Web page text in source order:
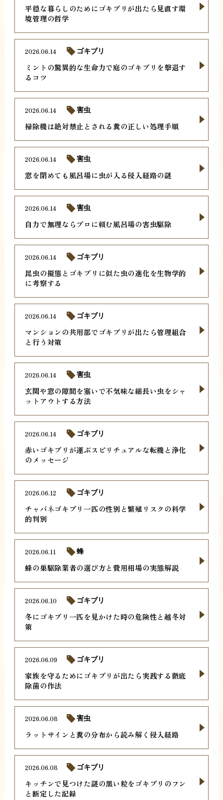
平穏な暮らしのためにゴキブリが出たら見直す環
境管理の哲学
ミントの驚異的な生命力で庭のゴキブリを撃退す
るコツ
2026.06.14 ゴキブリ
掃除機は絶対禁止とされる糞の正しい処理手順
2026.06.14 害虫
窓を閉めても風呂場に虫が入る侵入経路の謎
2026.06.14 害虫
自力で無理ならプロに頼む風呂場の害虫駆除
2026.06.14 害虫
昆虫の擬態とゴキブリに似た虫の進化を生物学的
に考察する
2026.06.14 ゴキブリ
マンションの共用部でゴキブリが出たら管理組合
と行う対策
2026.06.14 ゴキブリ
玄関や窓の隙間を塞いで不気味な細長い虫をシャ
ットアウトする方法
2026.06.14 害虫
赤いゴキブリが運ぶスピリチュアルな転機と浄化
のメッセージ
2026.06.14 ゴキブリ
チャバネゴキブリ一匹の性別と繁殖リスクの科学
的判別
2026.06.12 ゴキブリ
蜂の巣駆除業者の選び方と費用相場の実態解説
2026.06.11 蜂
冬にゴキブリ一匹を見かけた時の危険性と越冬対
策
2026.06.10 ゴキブリ
家族を守るためにゴキブリが出たら実践する徹底
除菌の作法
2026.06.09 ゴキブリ
ラットサインと糞の分布から読み解く侵入経路
2026.06.08 害虫
キッチンで見つけた謎の黒い粒をゴキブリのフン
と断定した記録
2026.06.08 ゴキブリ